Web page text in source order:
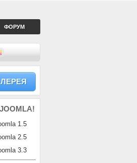
ФОРУМ
JOOMLA!
1.5
2.5
3.3